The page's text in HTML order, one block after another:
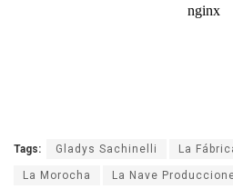
Tags: Gladys Sachinelli La
La Morocha La Nave